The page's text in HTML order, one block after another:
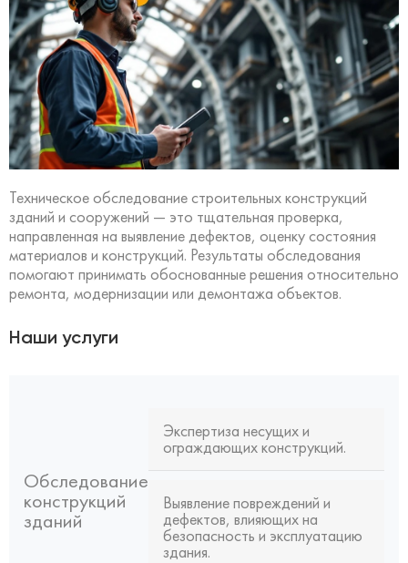
Техническое обследование строительных конструкций
зданий и сооружений — это тщательная проверка,
направленная на выявление дефектов, оценку состояния
материалов и конструкций. Результаты обследования
помогают принимать обоснованные решения относительно
ремонта, модернизации или демонтажа объектов.
Наши услуги
Обследование
конструкций
зданий
Экспертиза несущих и
ограждающих конструкций.
Выявление повреждений и
дефектов, влияющих на
безопасность и эксплуатацию
здания.